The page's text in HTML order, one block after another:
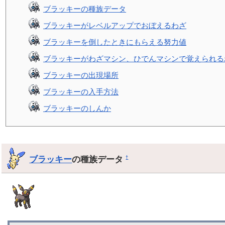
ブラッキーの種族データ
ブラッキーがレベルアップでおぼえるわざ
ブラッキーを倒したときにもらえる努力値
ブラッキーがわざマシン、ひでんマシンで覚えられ
ブラッキーの出現場所
ブラッキーの入手方法
ブラッキーのしんか
ブラッキーの種族データ†